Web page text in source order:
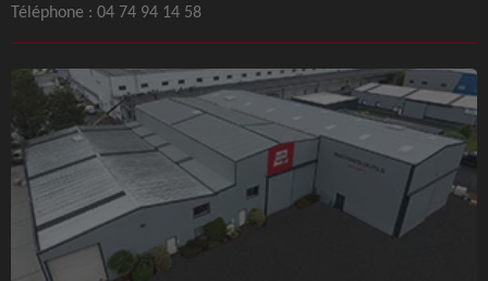
Téléphone : 04 74 94 14 58